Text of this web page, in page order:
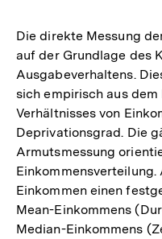
Die direkte Messung
auf der Grundlage des
Ausgabeverhaltens.
sich empirisch aus
Verhältnisses von
Deprivationsgrad. Die
Armutsmessung
Einkommen einen
Mean-Einkommens
Median-Einkommens